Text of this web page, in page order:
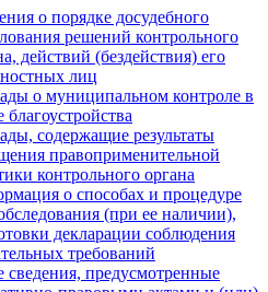
о порядке досудебного
решений контрольного
действий (бездействия) его
лиц
о муниципальном контроле в
благоустройства
содержащие результаты
правоприменительной
контрольного органа
о способах и процедуре
(при ее наличии),
декларации соблюдения
требований
предусмотренные